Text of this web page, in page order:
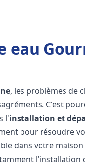
, les problèmes de
C'est
l'installation et
pour résoudre
dans votre
l'installation